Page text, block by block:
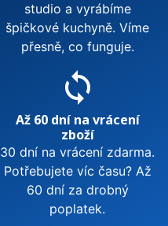
studio a vyrábíme
špičkové kuchyně. Víme
přesně, co funguje.
sync
Až 60 dní na vrácení
zboží
30 dní na vrácení zdarma.
Potřebujete víc času? Až
60 dní za drobný
poplatek.